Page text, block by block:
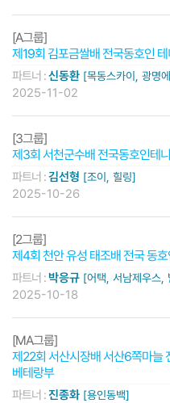
[A그룹]
제19회 김포금쌀배 전국동호인
파트너 :신동환 [목동스카이, 광명
2025-11-02
[3그룹]
제3회 서천군수배 전국동호인테
파트너 :김선형 [조이, 힐링]
2025-10-26
[2그룹]
제4회 천안 유성 태조배 전국 동
파트너 :박응규 [어택, 서남제우스,
2025-10-18
[MA그룹]
제22회 서산시장배 서산6쪽마늘
베테랑부
파트너 :진종화 [용인동백]